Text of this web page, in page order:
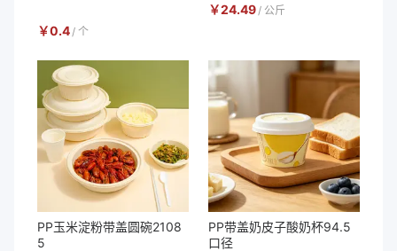
￥0.4 / 个
￥24.49 / 公斤
PP玉米淀粉带盖圆碗2108
5
PP带盖奶皮子酸奶杯94.5
口径